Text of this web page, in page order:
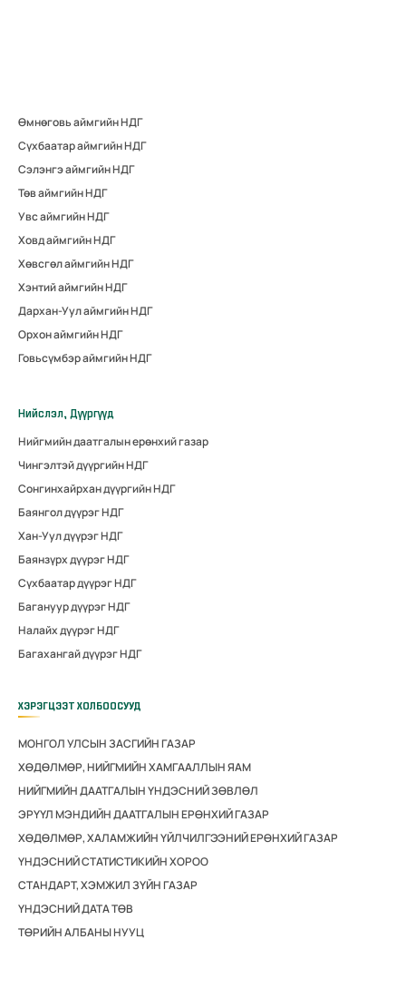
Өмнөговь аймгийн НДГ
Сүхбаатар аймгийн НДГ
Сэлэнгэ аймгийн НДГ
Төв аймгийн НДГ
Увс аймгийн НДГ
Ховд аймгийн НДГ
Хөвсгөл аймгийн НДГ
Хэнтий аймгийн НДГ
Дархан-Уул аймгийн НДГ
Орхон аймгийн НДГ
Говьсүмбэр аймгийн НДГ
Нийслэл, Дүүргүүд
Нийгмийн даатгалын ерөнхий газар
Чингэлтэй дүүргийн НДГ
Сонгинхайрхан дүүргийн НДГ
Баянгол дүүрэг НДГ
Хан-Уул дүүрэг НДГ
Баянзүрх дүүрэг НДГ
Сүхбаатар дүүрэг НДГ
Багануур дүүрэг НДГ
Налайх дүүрэг НДГ
Багахангай дүүрэг НДГ
ХЭРЭГЦЭЭТ ХОЛБООСУУД
МОНГОЛ УЛСЫН ЗАСГИЙН ГАЗАР
ХӨДӨЛМӨР, НИЙГМИЙН ХАМГААЛЛЫН ЯАМ
НИЙГМИЙН ДААТГАЛЫН ҮНДЭСНИЙ ЗӨВЛӨЛ
ЭРҮҮЛ МЭНДИЙН ДААТГАЛЫН ЕРӨНХИЙ ГАЗАР
ХӨДӨЛМӨР, ХАЛАМЖИЙН ҮЙЛЧИЛГЭЭНИЙ ЕРӨНХИЙ ГАЗАР
ҮНДЭСНИЙ СТАТИСТИКИЙН ХОРОО
СТАНДАРТ, ХЭМЖИЛ ЗҮЙН ГАЗАР
ҮНДЭСНИЙ ДАТА ТӨВ
ТӨРИЙН АЛБАНЫ НУУЦ